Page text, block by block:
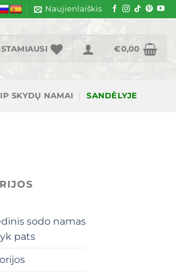
Naujienlaiškis
€0,00
SKYDŲ NAMAI SANDĖLYJE
sodo namas
pats